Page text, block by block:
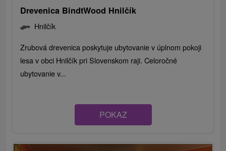
Drevenica BindtWood Hnilčík
Hnilčík
Zrubová drevenica poskytuje ubytovanie v úplnom pokoji
lesa v obci Hnilčík pri Slovenskom raji. Celoročné
ubytovanie v...
POKAZ